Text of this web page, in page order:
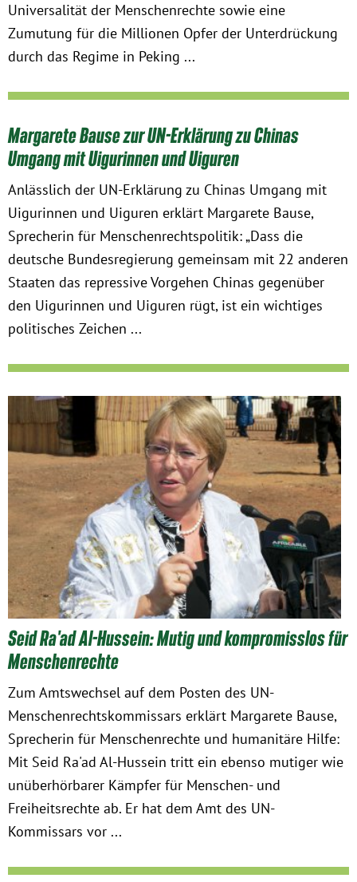
Universalität der Menschenrechte sowie eine
Zumutung für die Millionen Opfer der Unterdrückung
durch das Regime in Peking ...
Margarete Bause zur UN-Erklärung zu Chinas
Umgang mit Uigurinnen und Uiguren
Anlässlich der UN-Erklärung zu Chinas Umgang mit
Uigurinnen und Uiguren erklärt Margarete Bause,
Sprecherin für Menschenrechtspolitik: „Dass die
deutsche Bundesregierung gemeinsam mit 22 anderen
Staaten das repressive Vorgehen Chinas gegenüber
den Uigurinnen und Uiguren rügt, ist ein wichtiges
politisches Zeichen ...
Seid Ra'ad Al-Hussein: Mutig und kompromisslos für
Menschenrechte
Zum Amtswechsel auf dem Posten des UN-
Menschenrechtskommissars erklärt Margarete Bause,
Sprecherin für Menschenrechte und humanitäre Hilfe:
Mit Seid Ra'ad Al-Hussein tritt ein ebenso mutiger wie
unüberhörbarer Kämpfer für Menschen- und
Freiheitsrechte ab. Er hat dem Amt des UN-
Kommissars vor ...